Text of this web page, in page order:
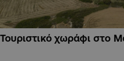
Τουριστικό χωράφι στο